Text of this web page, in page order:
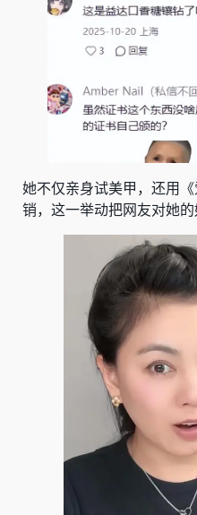
她不仅亲身试美甲，还用
销，这一举动把网友对她的